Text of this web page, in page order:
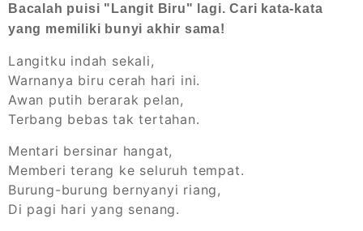
Bacalah puisi "Langit Biru" lagi. Cari kata-kata
yang memiliki bunyi akhir sama!
Langitku indah sekali,
Warnanya biru cerah hari ini.
Awan putih berarak pelan,
Terbang bebas tak tertahan.
Mentari bersinar hangat,
Memberi terang ke seluruh tempat.
Burung-burung bernyanyi riang,
Di pagi hari yang senang.